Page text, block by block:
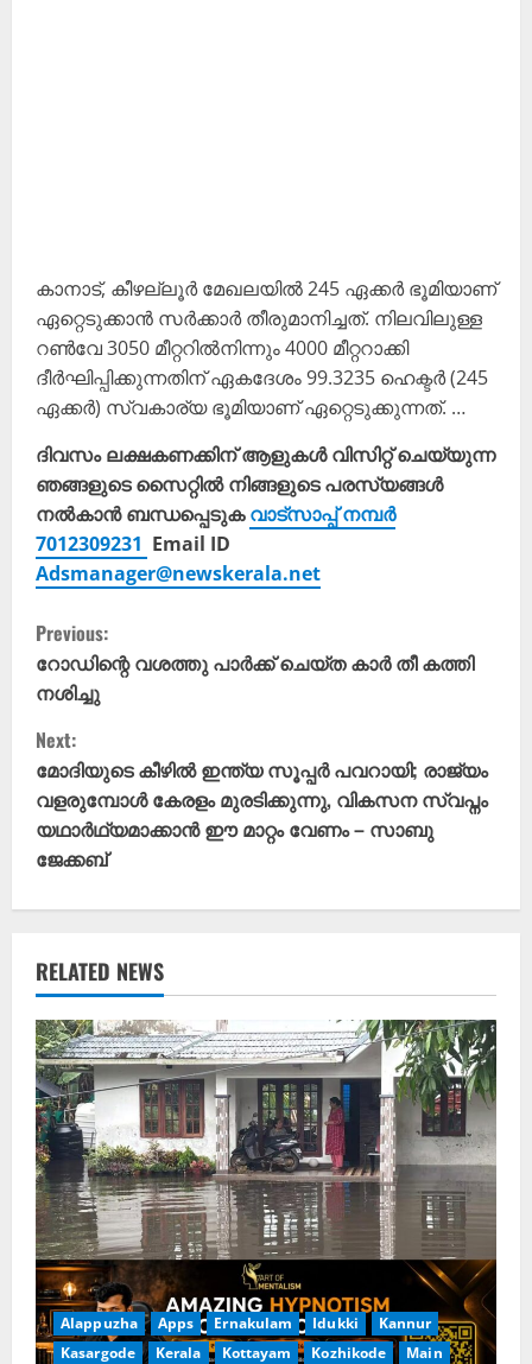
കാനാട്, കീഴല്ലൂർ മേഖലയിൽ 245 ഏക്കർ ഭൂമിയാണ്
ഏറ്റെടുക്കാൻ സർക്കാർ തീരുമാനിച്ചത്. നിലവിലുള്ള
റൺവേ 3050 മീറ്ററിൽനിന്നും 4000 മീറ്ററാക്കി
ദീർഘിപ്പിക്കുന്നതിന് ഏകദേശം 99.3235 ഹെക്ടർ (245
ഏക്കർ) സ്വകാര്യ ഭൂമിയാണ് ഏറ്റെടുക്കുന്നത്. …
ദിവസം ലക്ഷകണക്കിന് ആളുകൾ വിസിറ്റ് ചെയ്യുന്ന
ഞങ്ങളുടെ സൈറ്റിൽ നിങ്ങളുടെ പരസ്യങ്ങൾ
നൽകാൻ ബന്ധപ്പെടുകവാട്സാപ്പ് നമ്പർ
7012309231 Email ID
Adsmanager@newskerala.net
C
o
n
t
i
n
u
e
R
e
a
d
i
n
g
Previous:
റോഡിന്റെ വശത്തു പാർക്ക് ചെയ്ത കാർ തീ കത്തി
നശിച്ചു
Next:
മോദിയുടെ കീഴിൽ ഇന്ത്യ സൂപ്പർ പവറായി; രാജ്യം
വളരുമ്പോൾ കേരളം മുരടിക്കുന്നു, വികസന സ്വപ്നം
യഥാർഥ്യമാക്കാൻ ഈ മാറ്റം വേണം – സാബു
ജേക്കബ്
RELATED NEWS
Alappuzha Apps Ernakulam Idukki
Kannur
Kasargode
Kerala Kottayam Kozhikode
Main